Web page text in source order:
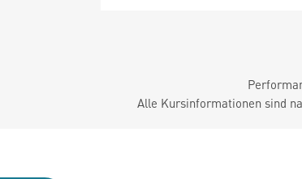
Alle Kursinformationen sind